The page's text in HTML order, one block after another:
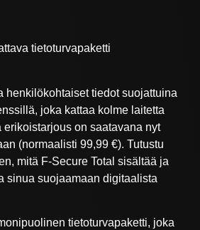
tietoturvapaketti
henkilökohtaiset tiedot suojattuina
joka kattaa kolme laitetta
erikoistarjous on saatavana nyt
(normaalisti 99,99 €). Tutustu
mitä F-Secure Total sisältää ja
sinua suojaamaan digitaalista
tietoturvapaketti, joka